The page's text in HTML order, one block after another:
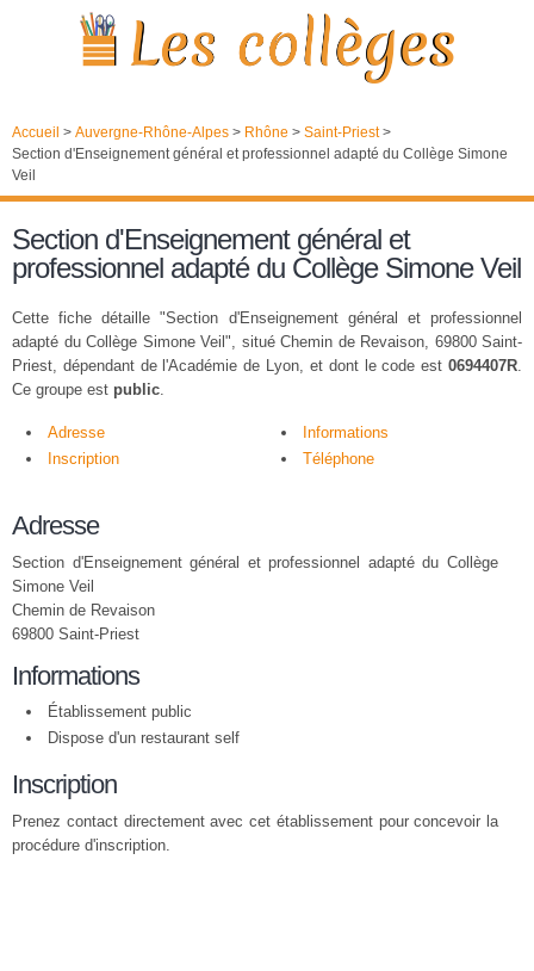
Accueil > Auvergne-Rhône-Alpes > Rhône > Saint-Priest>
Section d'Enseignement général et professionnel adapté du Collège Simone
Veil
Section d'Enseignement général et
professionnel adapté du Collège Simone Veil
Cette fiche détaille "Section d'Enseignement général et professionnel
adapté du Collège Simone Veil", situé Chemin de Revaison, 69800 Saint-
Priest, dépendant de l'Académie de Lyon, et dont le code est 0694407R.
Ce groupe est public.
Adresse
Informations
Inscription
Téléphone
Adresse
Section d'Enseignement général et professionnel adapté du Collège
Simone Veil
Chemin de Revaison
69800 Saint-Priest
Informations
Établissement public
Dispose d'un restaurant self
Inscription
Prenez contact directement avec cet établissement pour concevoir la
procédure d'inscription.